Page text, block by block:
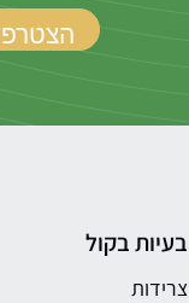
בעיות בקול
צרידות